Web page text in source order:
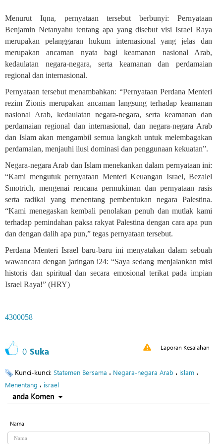
Menurut Iqna, pernyataan tersebut berbunyi: Pernyataan
Benjamin Netanyahu tentang apa yang disebut visi Israel Raya
merupakan pelanggaran hukum internasional yang jelas dan
merupakan ancaman nyata bagi keamanan nasional Arab,
kedaulatan negara-negara, serta keamanan dan perdamaian
regional dan internasional.
Pernyataan tersebut menambahkan: “Pernyataan Perdana Menteri
rezim Zionis merupakan ancaman langsung terhadap keamanan
nasional Arab, kedaulatan negara-negara, serta keamanan dan
perdamaian regional dan internasional, dan negara-negara Arab
dan Islam akan mengambil semua langkah untuk melembagakan
perdamaian, menjauhi ilusi dominasi dan penggunaan kekuatan”.
Negara-negara Arab dan Islam menekankan dalam pernyataan ini:
“Kami mengutuk pernyataan Menteri Keuangan Israel, Bezalel
Smotrich, mengenai rencana permukiman dan pernyataan rasis
serta radikal yang menentang pembentukan negara Palestina.
“Kami menegaskan kembali penolakan penuh dan mutlak kami
terhadap pemindahan paksa rakyat Palestina dengan cara apa pun
dan dengan dalih apa pun,” tegas pernyataan tersebut.
Perdana Menteri Israel baru-baru ini menyatakan dalam sebuah
wawancara dengan jaringan i24: “Saya sedang menjalankan misi
historis dan spiritual dan secara emosional terikat pada impian
Israel Raya!” (HRY)
4300058
0 Suka Laporan Kesalahan
Kunci-kunci: Statemen Bersama ، Negara-negara Arab ، islam ،
Menentang ، israel
anda Komen
Nama